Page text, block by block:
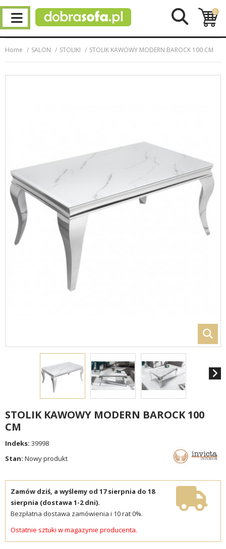
0
Home SALON STOLIKI STOLIK KAWOWY MODERN BAROCK 100 CM
STOLIK KAWOWY MODERN BAROCK 100
CM
Indeks: 39998
Stan: Nowy produkt
Zamów dziś, a wyślemy od 17 sierpnia do 18
sierpnia (dostawa 1-2 dni).
Bezpłatna dostawa zamówienia i 10 rat 0%.
Ostatnie sztuki w magazynie producenta.